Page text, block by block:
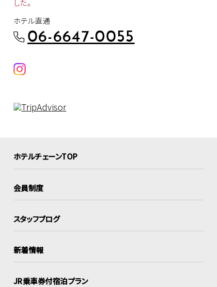
した。
ホテル直通
06-6647-0055
ホテルチェーンTOP
会員制度
スタッフブログ
新着情報
JR乗車券付宿泊プラン